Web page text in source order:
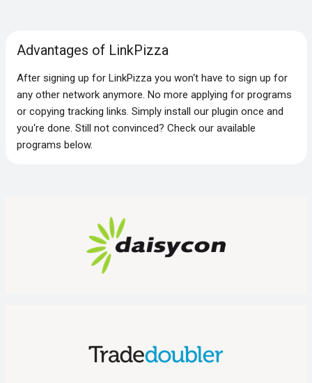
Advantages of LinkPizza
After signing up for LinkPizza you won‘t have to sign up for
any other network anymore. No more applying for programs
or copying tracking links. Simply install our plugin once and
you‘re done. Still not convinced? Check our available
programs below.